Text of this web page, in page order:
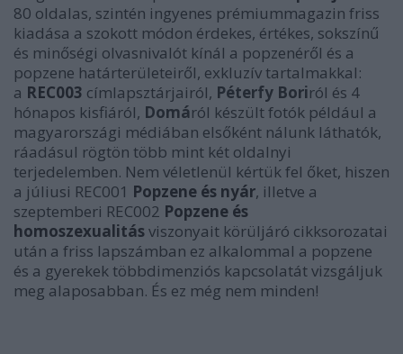
80 oldalas, szintén ingyenes prémiummagazin friss
kiadása a szokott módon érdekes, értékes, sokszínű
és minőségi olvasnivalót kínál a popzenéről és a
popzene határterületeiről, exkluzív tartalmakkal:
a REC003 címlapsztárjairól, Péterfy Boriról és 4
hónapos kisfiáról, Domáról készült fotók például a
magyarországi médiában elsőként nálunk láthatók,
ráadásul rögtön több mint két oldalnyi
terjedelemben. Nem véletlenül kértük fel őket, hiszen
a júliusi REC001 Popzene és nyár, illetve a
szeptemberi REC002 Popzene és
homoszexualitásviszonyait körüljáró cikksorozatai
után a friss lapszámban ez alkalommal a popzene
és a gyerekek többdimenziós kapcsolatát vizsgáljuk
meg alaposabban. És ez még nem minden!